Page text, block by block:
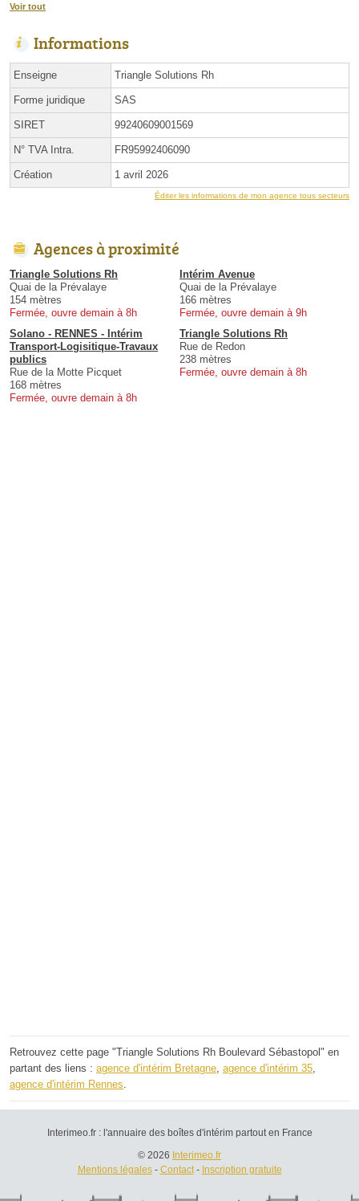
Voir tout
Informations
Enseigne Triangle Solutions Rh
Forme juridique SAS
SIRET 99240609001569
N° TVA Intra. FR95992406090
Création 1 avril 2026
Éditer les informations de mon agence tous secteurs
Agences à proximité
Triangle Solutions Rh
Quai de la Prévalaye
154 mètres
Fermée, ouvre demain à 8h
Intérim Avenue
Quai de la Prévalaye
166 mètres
Fermée, ouvre demain à 9h
Solano - RENNES - Intérim
Transport-Logisitique-Travaux
publics
Rue de la Motte Picquet
168 mètres
Fermée, ouvre demain à 8h
Triangle Solutions Rh
Rue de Redon
238 mètres
Fermée, ouvre demain à 8h
Retrouvez cette page "Triangle Solutions Rh Boulevard Sébastopol" en
partant des liens : agence d'intérim Bretagne agence d'intérim 35
agence d'intérim Rennes
Interimeo.fr : l'annuaire des boîtes d'intérim partout en France
© 2026 Interimeo.fr
Mentions légales- Contact- Inscription gratuite